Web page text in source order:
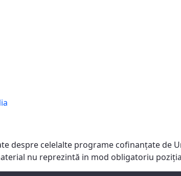
despre celelalte programe cofinanţate de
nu reprezintă in mod obligatoriu